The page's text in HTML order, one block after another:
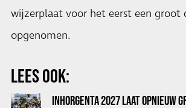
wijzerplaat voor het eerst een groot
opgenomen.
LEES OOK:
INHORGENTA 2027 LAAT OPNIEUW